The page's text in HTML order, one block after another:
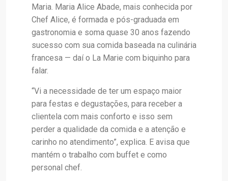
Maria. Maria Alice Abade, mais conhecida por
Chef Alice, é formada e pós-graduada em
gastronomia e soma quase 30 anos fazendo
sucesso com sua comida baseada na culinária
francesa — daí o La Marie com biquinho para
falar.
“Vi a necessidade de ter um espaço maior
para festas e degustações, para receber a
clientela com mais conforto e isso sem
perder a qualidade da comida e a atenção e
carinho no atendimento”, explica. E avisa que
mantém o trabalho com buffet e como
personal chef.